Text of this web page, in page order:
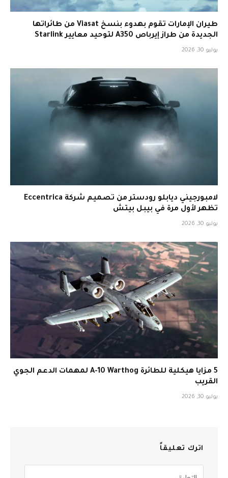
طيران الإمارات تقوم بهدوء بنسخ Viasat من طائراتها
الجديدة من طراز إيرباص A350 لتوحيد معايير Starlink
يوليو 30, 2026
لامبورجيني ديابلو رودستر من تصميم شركة Eccentrica
تظهر لأول مرة في بيبل بيتش
يوليو 30, 2026
5 مزايا هيكلية للطائرة A-10 Warthog لمهمات الدعم الجوي
القريب
يوليو 30, 2026
اترك تعليقاً